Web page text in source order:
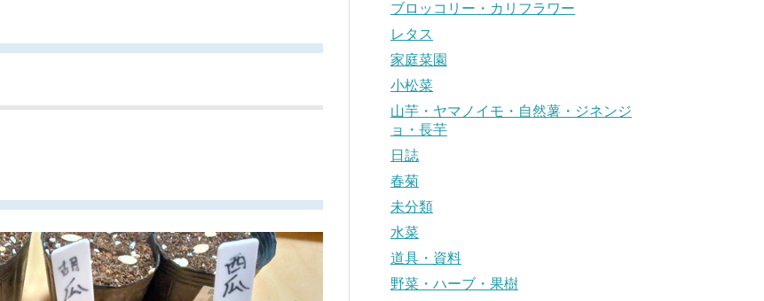
ブロッコリー・カリフラワー
レタス
家庭菜園
小松菜
山芋・ヤマノイモ・自然薯・ジネンジ
ョ・長芋
日誌
春菊
未分類
水菜
道具・資料
野菜・ハーブ・果樹